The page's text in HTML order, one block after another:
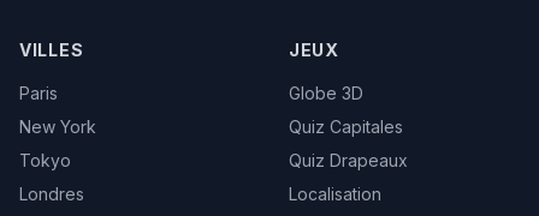
VILLES
Paris
New York
Tokyo
Londres
JEUX
Globe 3D
Quiz Capitales
Quiz Drapeaux
Localisation